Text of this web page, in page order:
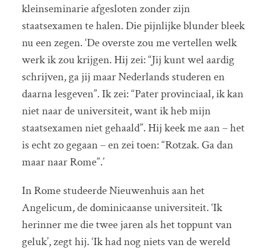
kleinseminarie afgesloten zonder zijn
staatsexamen te halen. Die pijnlijke blunder bleek
nu een zegen. ‘De overste zou me vertellen welk
werk ik zou krijgen. Hij zei: “Jij kunt wel aardig
schrijven, ga jij maar Nederlands studeren en
daarna lesgeven”. Ik zei: “Pater provinciaal, ik kan
niet naar de universiteit, want ik heb mijn
staatsexamen niet gehaald”. Hij keek me aan – het
is echt zo gegaan – en zei toen: “Rotzak. Ga dan
maar naar Rome”.’
In Rome studeerde Nieuwenhuis aan het
Angelicum, de dominicaanse universiteit. ‘Ik
herinner me die twee jaren als het toppunt van
geluk’, zegt hij. ‘Ik had nog niets van de wereld